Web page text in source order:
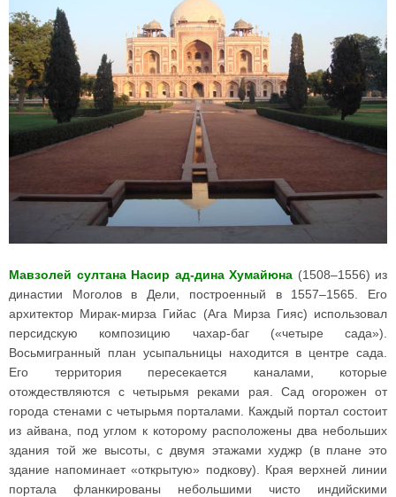
Мавзолей султана Насир ад-дина Хумайюна (1508–1556) из
династии Моголов в Дели, построенный в 1557–1565. Его
архитектор Мирак-мирза Гийас (Ага Мирза Гияс) использовал
персидскую композицию чахар-баг («четыре сада»).
Восьмигранный план усыпальницы находится в центре сада.
Его территория пересекается каналами, которые
отождествляются с четырьмя реками рая. Сад огорожен от
города стенами с четырьмя порталами. Каждый портал состоит
из айвана, под углом к которому расположены два небольших
здания той же высоты, с двумя этажами худжр (в плане это
здание напоминает «открытую» подкову). Края верхней линии
портала фланкированы небольшими чисто индийскими